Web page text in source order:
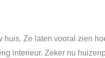
Ze laten vooral zien
interieur. Zeker nu